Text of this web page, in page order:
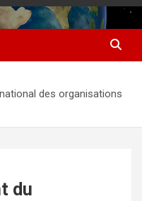
des organisations
du